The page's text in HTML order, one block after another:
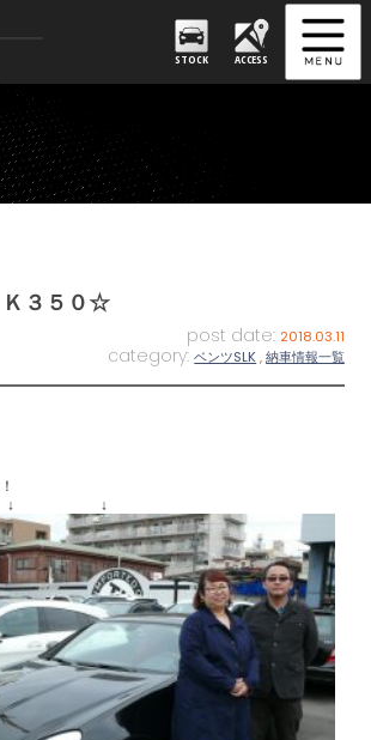
STOCK ACCESS
３５０☆
post date: 2018.03.11
category:ベンツSLK,納車情報一覧
↓